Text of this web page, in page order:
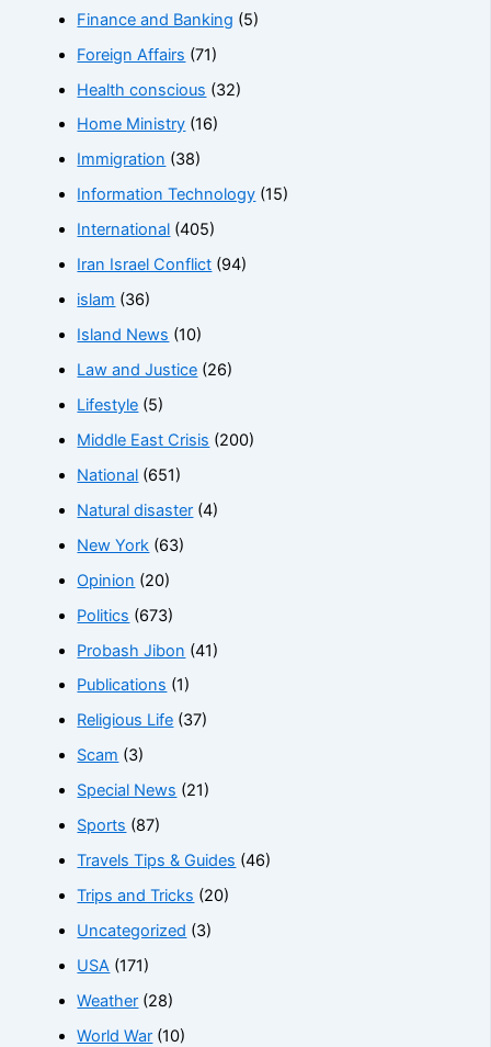
Finance and Banking (5)
Foreign Affairs (71)
Health conscious (32)
Home Ministry (16)
Immigration (38)
Information Technology (15)
International (405)
Iran Israel Conflict (94)
islam (36)
Island News (10)
Law and Justice (26)
Lifestyle (5)
Middle East Crisis (200)
National (651)
Natural disaster (4)
New York (63)
Opinion (20)
Politics (673)
Probash Jibon (41)
Publications (1)
Religious Life (37)
Scam (3)
Special News (21)
Sports (87)
Travels Tips & Guides (46)
Trips and Tricks (20)
Uncategorized (3)
USA (171)
Weather (28)
World War (10)